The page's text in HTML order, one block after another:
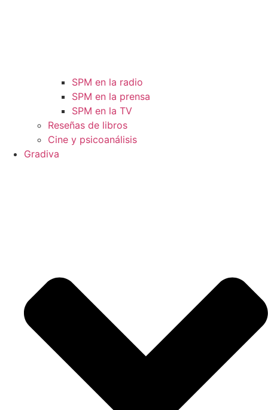
SPM en la radio
SPM en la prensa
SPM en la TV
Reseñas de libros
Cine y psicoanálisis
Gradiva